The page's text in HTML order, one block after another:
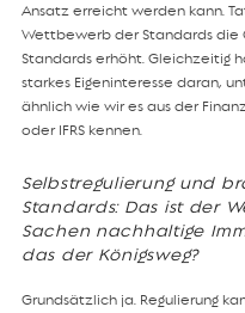
Ansatz erreicht werden kann.
Wettbewerb der Standards die
Standards erhöht. Gleichzeitig
starkes Eigeninteresse daran,
ähnlich wie wir es aus der
oder IFRS kennen.
Selbstregulierung und
Standards: Das ist der
Sachen nachhaltige
das der Königsweg?
Grundsätzlich ja. Regulierung